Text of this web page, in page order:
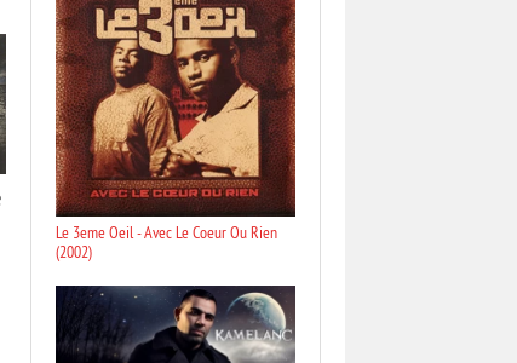
Le 3eme Oeil - Avec Le Coeur Ou Rien
(2002)